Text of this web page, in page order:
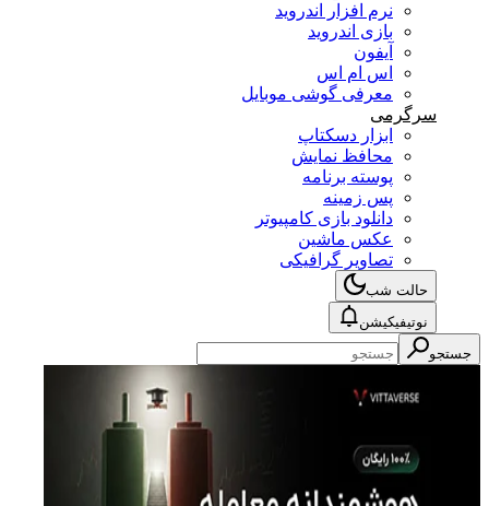
نرم افزار اندروید
بازی اندروید
آیفون
اس ام اس
معرفی گوشی موبایل
سرگرمی
ابزار دسکتاپ
محافظ نمایش
پوسته برنامه
پس زمینه
دانلود بازی کامپیوتر
عکس ماشین
تصاویر گرافیکی
حالت شب
نوتیفیکیشن
جستجو